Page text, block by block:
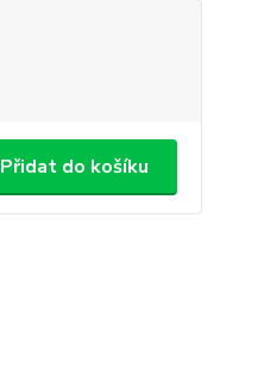
Přidat do košíku